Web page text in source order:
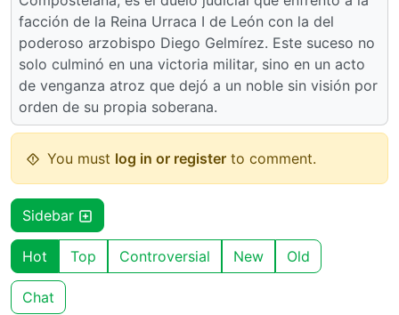
facción de la Reina Urraca I de León con la del
poderoso arzobispo Diego Gelmírez. Este suceso no
solo culminó en una victoria militar, sino en un acto
de venganza atroz que dejó a un noble sin visión por
orden de su propia soberana.
You must log in or register to comment.
Sidebar
Hot Top Controversial New Old
Chat